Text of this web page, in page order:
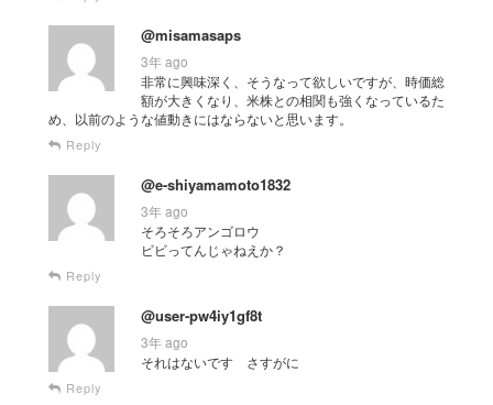
@misamasaps
3年 ago
非常に興味深く、そうなって欲しいですが、時価総
額が大きくなり、米株との相関も強くなっているた
め、以前のような値動きにはならないと思います。
Reply
@e-shiyamamoto1832
3年 ago
そろそろアンゴロウ
ビビってんじゃねえか？
Reply
@user-pw4iy1gf8t
3年 ago
それはないです さすがに
Reply